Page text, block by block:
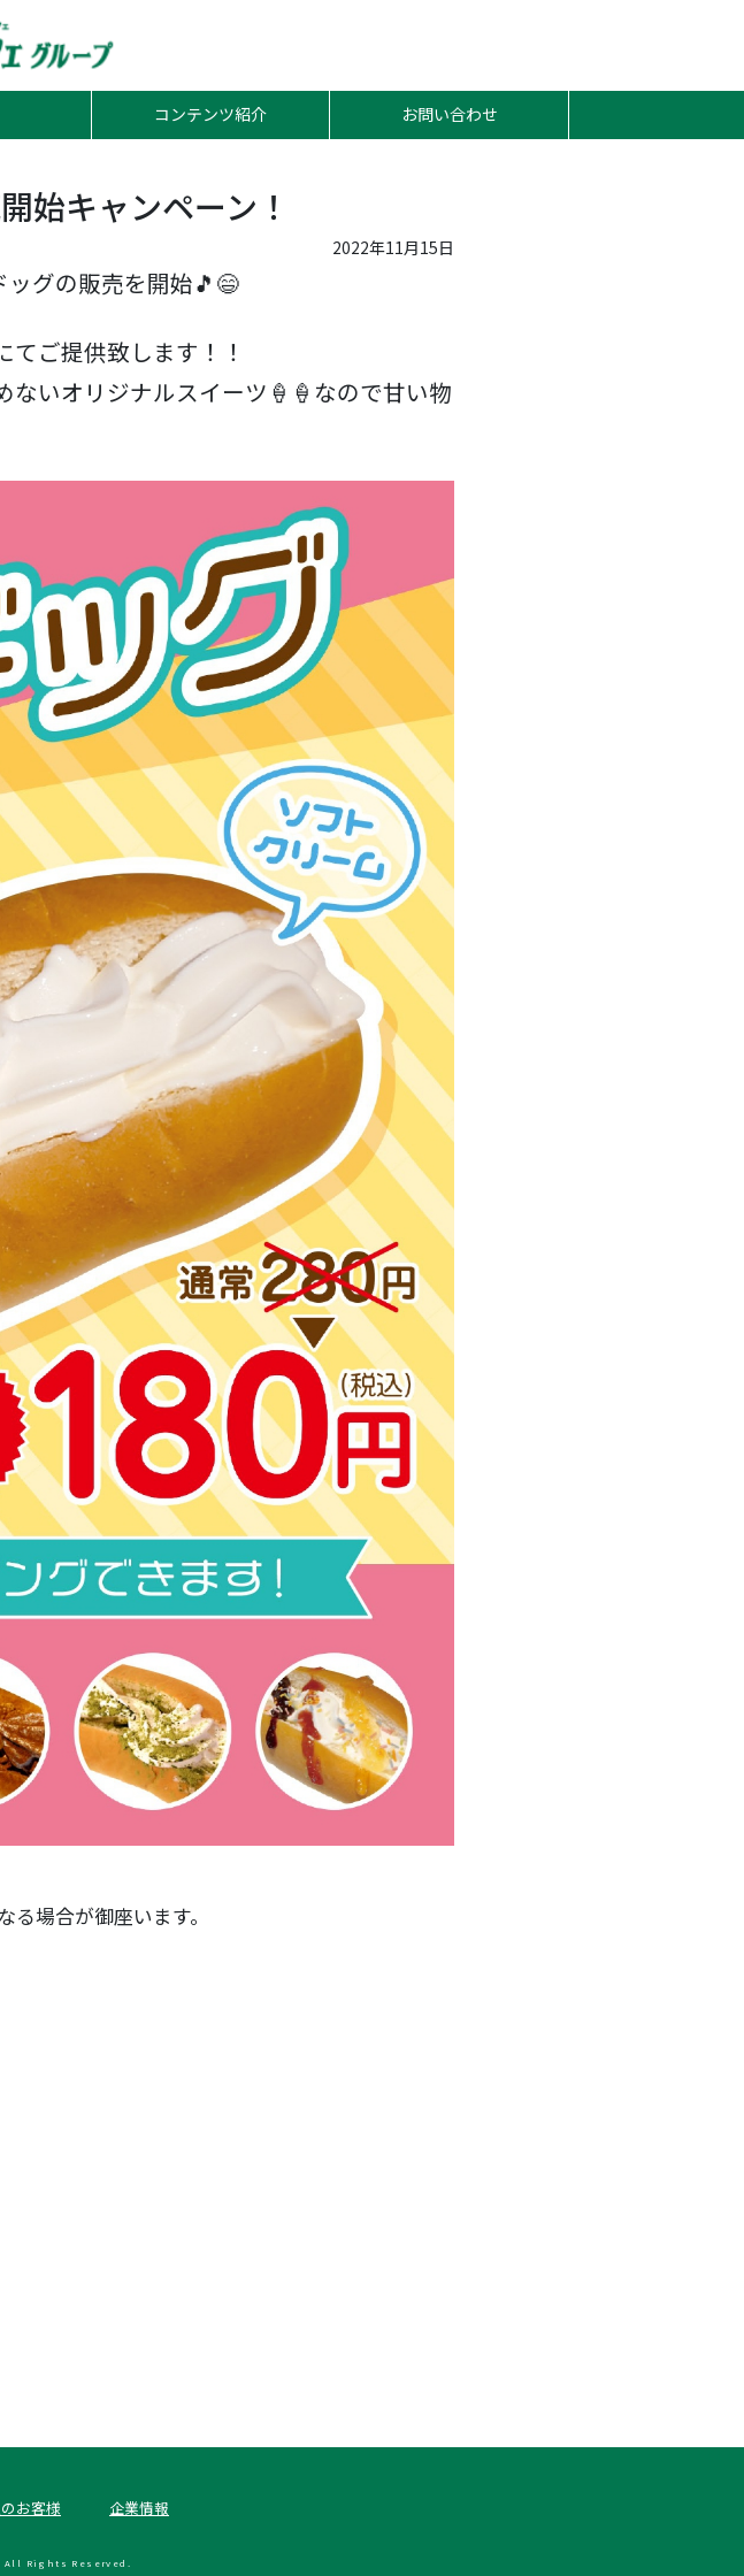
コンテンツ紹介 お問い合わせ
始キャンペーン！
2022年11月15日
グの販売を開始🎵😄
ご提供致します！！
ないオリジナルスイーツ🍦🍦なので甘い物
場合が御座います。
お客様 企業情報
All Rights Reserved.